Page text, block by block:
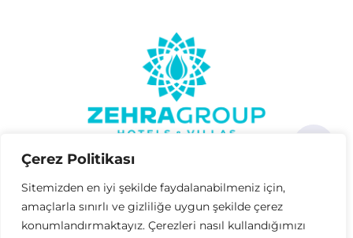
Çerez Politikası
Sitemizden en iyi şekilde faydalanabilmeniz için,
amaçlarla sınırlı ve gizliliğe uygun şekilde çerez
konumlandırmaktayız. Çerezleri nasıl kullandığımızı